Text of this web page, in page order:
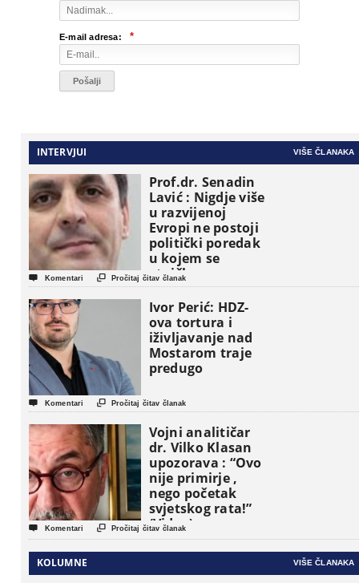
E-mail adresa: *
INTERVJUI VIŠE ČLANAKA
Prof.dr. Senadin
Lavić : Nigdje više
u razvijenoj
Evropi ne postoji
politički poredak
u kojem se
etničke grupe
pojavljuju kao
osnovne
političke jedinice
 Komentari  Pročitaj čitav članak
Ivor Perić: HDZ-
ova tortura i
iživljavanje nad
Mostarom traje
predugo
 Komentari  Pročitaj čitav članak
Vojni analitičar
dr. Vilko Klasan
upozorava : “Ovo
nije primirje ,
nego početak
svjetskog rata!”
(Video)
 Komentari  Pročitaj čitav članak
KOLUMNE VIŠE ČLANAKA